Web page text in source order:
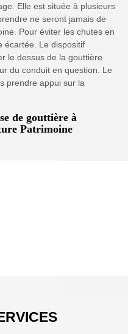
Elle est située à plusieurs
ne seront jamais de
Pour éviter les chutes en
écartée. Le dispositif
le dessus de la gouttière
du conduit en question. Le
prendre appui sur la
de gouttière à
Patrimoine